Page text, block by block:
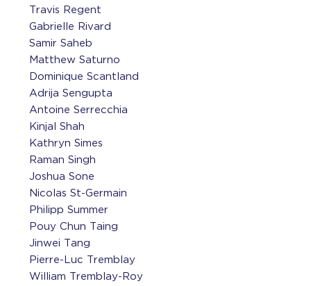
Travis Regent
Gabrielle Rivard
Samir Saheb
Matthew Saturno
Dominique Scantland
Adrija Sengupta
Antoine Serrecchia
Kinjal Shah
Kathryn Simes
Raman Singh
Joshua Sone
Nicolas St-Germain
Philipp Summer
Pouy Chun Taing
Jinwei Tang
Pierre-Luc Tremblay
William Tremblay-Roy